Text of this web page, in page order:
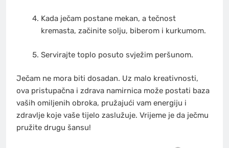
Kada ječam postane mekan, a tečnost
kremasta, začinite solju, biberom i kurkumom.
Servirajte toplo posuto svježim peršunom.
Ječam ne mora biti dosadan. Uz malo kreativnosti,
ova pristupačna i zdrava namirnica može postati baza
vaših omiljenih obroka, pružajući vam energiju i
zdravlje koje vaše tijelo zaslužuje. Vrijeme je da ječmu
pružite drugu šansu!